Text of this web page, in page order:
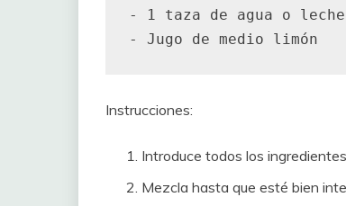
- 1 taza de agua o
Instrucciones:
Introduce todos los
Mezcla hasta que esté bien